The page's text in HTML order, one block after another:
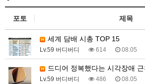
포토 제목
세계 담배 시총 TOP 15
Lv.59 버디버디 614 08.05
드디어 정복했다는 시각장애
Lv.59 버디버디 486 08.05